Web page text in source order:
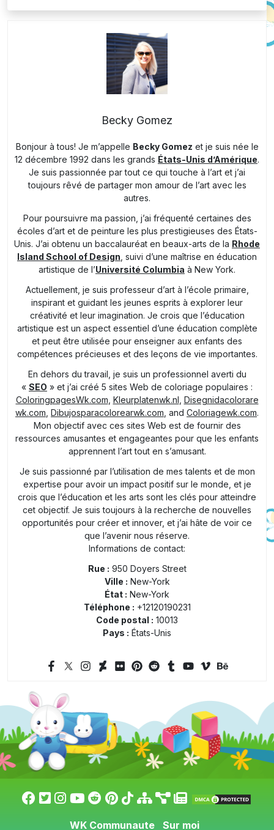
Becky Gomez
Bonjour à tous! Je m’appelle Becky Gomez et je suis née le
12 décembre 1992 dans les grands États-Unis d’Amérique.
Je suis passionnée par tout ce qui touche à l’art et j’ai
toujours rêvé de partager mon amour de l’art avec les
autres.
Pour poursuivre ma passion, j’ai fréquenté certaines des
écoles d’art et de peinture les plus prestigieuses des États-
Unis. J’ai obtenu un baccalauréat en beaux-arts de la Rhode
Island School of Design , suivi d’une maîtrise en éducation
artistique de l’Université Columbia à New York.
Actuellement, je suis professeur d’art à l’école primaire,
inspirant et guidant les jeunes esprits à explorer leur
créativité et leur imagination. Je crois que l’éducation
artistique est un aspect essentiel d’une éducation complète
et peut être utilisée pour enseigner aux enfants des
compétences précieuses et des leçons de vie importantes.
En dehors du travail, je suis un professionnel averti du
« SEO » et j’ai créé 5 sites Web de coloriage populaires :
ColoringpagesWk.com Kleurplatenwk.nl Disegnidacolorare
wk.com Dibujosparacolorearwk.com , and Coloriagewk.com.
Mon objectif avec ces sites Web est de fournir des
ressources amusantes et engageantes pour que les enfants
apprennent l’art tout en s’amusant.
Je suis passionné par l’utilisation de mes talents et de mon
expertise pour avoir un impact positif sur le monde, et je
crois que l’éducation et les arts sont les clés pour atteindre
cet objectif. Je suis toujours à la recherche de nouvelles
opportunités pour créer et innover, et j’ai hâte de voir ce
que l’avenir nous réserve.
Informations de contact:
Rue : 950 Doyers Street
Ville : New-York
État : New-York
Téléphone : +12120190231
Code postal : 10013
Pays : États-Unis
WK Communaute Sur moi